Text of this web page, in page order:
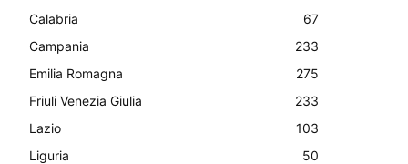
Calabria
67
Campania
233
Emilia Romagna
275
Friuli Venezia Giulia
233
Lazio
103
Liguria
50